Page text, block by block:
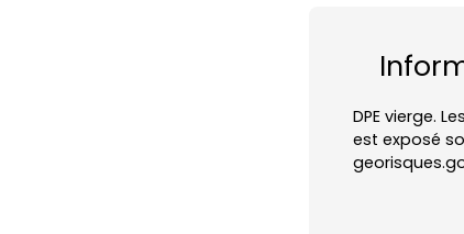
DPE vierge.
est exposé